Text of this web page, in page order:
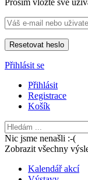
Prosím vložte své
Přihlásit se
Přihlásit
Registrace
Košík
Nic jsme nenašli :-(
Zobrazit všechny
Kalendář akcí